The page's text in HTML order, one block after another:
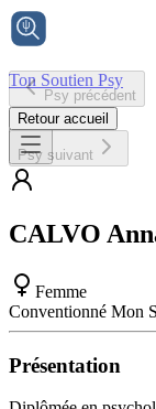
Ton Soutien Psy
Accueil
Psy précédent
Retour accueil
Psy suivant
CALVO
Femme
Conventionné Mon
Présentation